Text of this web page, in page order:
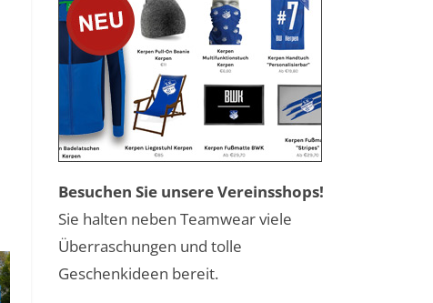
Besuchen Sie unsere Vereinsshops!
Sie halten neben Teamwear viele
Überraschungen und tolle
Geschenkideen bereit.